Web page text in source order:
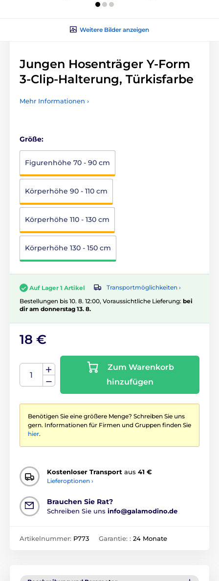
Weitere Bilder anzeigen
Jungen Hosenträger Y-Form
3-Clip-Halterung, Türkisfarbe
Mehr Informationen ›
Größe:
Figurenhöhe 70 - 90 cm
Körperhöhe 90 - 110 cm
Körperhöhe 110 - 130 cm
Körperhöhe 130 - 150 cm
Auf Lager 1 Artikel
Transportmöglichkeiten ›
Bestellungen bis 10. 8. 12:00, Voraussichtliche Lieferung: bei
dir am donnerstag 13. 8.
18 €
Zum Warenkorb
hinzufügen
Benötigen Sie eine größere Menge? Schreiben Sie uns
gern. Informationen für Firmen und Gruppen finden Sie
hier.
Kostenloser Transport aus 41 €
Lieferoptionen ›
Brauchen Sie Rat?
Schreiben Sie uns info@galamodino.de
Artikelnummer: P773 Garantie: : 24 Monate